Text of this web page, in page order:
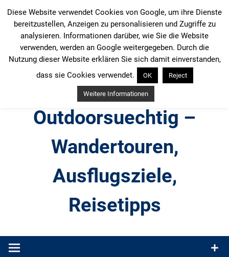
Inhalt
springen
Outdoorsuechtig –
Wandertouren,
Ausflugsziele,
Reisetipps
Produkttests und Buchrezensionen. Ein Blog für alle, die gern
Diese Website verwendet Cookies von Google, um ihre Dienste
bereitzustellen, Anzeigen zu personalisieren und Zugriffe zu
analysieren. Informationen darüber, wie Sie die Website
verwenden, werden an Google weitergegeben. Durch die
Nutzung dieser Website erklären Sie sich damit einverstanden,
dass sie Cookies verwendet.
OK Reject
Weitere Informationen